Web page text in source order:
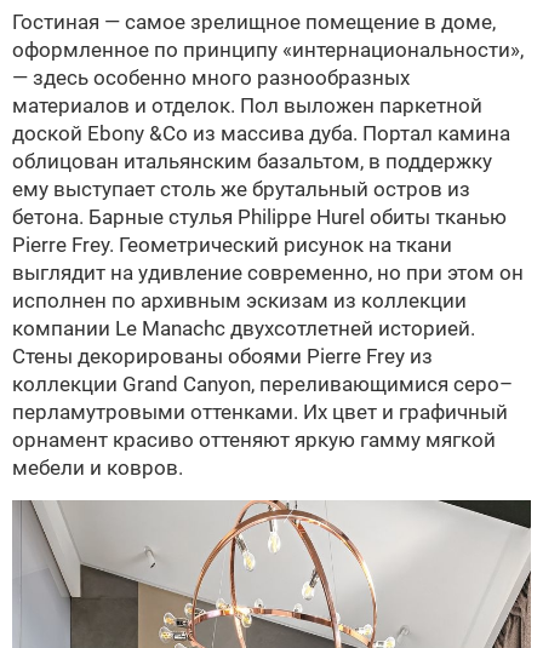
Гостиная — самое зрелищное помещение в доме,
оформленное по принципу «интернациональности»,
— здесь особенно много разнообразных
материалов и отделок. Пол выложен паркетной
доской Ebony &Co из массива дуба. Портал камина
облицован итальянским базальтом, в поддержку
ему выступает столь же брутальный остров из
бетона. Барные стулья Philippe Hurel обиты тканью
Pierre Frey. Геометрический рисунок на ткани
выглядит на удивление современно, но при этом он
исполнен по архивным эскизам из коллекции
компании Le Manachс двухсотлетней историей.
Стены декорированы обоями Pierre Frey из
коллекции Grand Canyon, переливающимися серо–
перламутровыми оттенками. Их цвет и графичный
орнамент красиво оттеняют яркую гамму мягкой
мебели и ковров.